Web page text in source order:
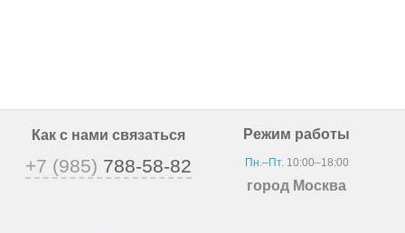
Как с нами связаться
+7 (985) 788-58-82
Режим работы
Пн.–Пт.10:00–18:00
город Москва